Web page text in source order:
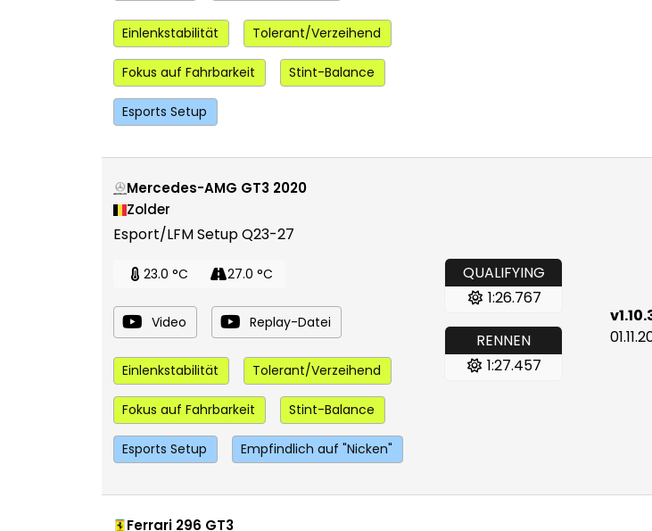
Einlenkstabilität Tolerant/Verzeihend
Fokus auf Fahrbarkeit Stint-Balance
Esports Setup
Mercedes-AMG GT3 2020
Zolder
Esport/LFM Setup Q23-27
23.0 °C 27.0 °C
Video Replay-Datei
Einlenkstabilität Tolerant/Verzeihend
Fokus auf Fahrbarkeit Stint-Balance
Esports Setup Empfindlich auf "Nicken"
QUALIFYING
1:26.767
RENNEN
1:27.457
Ferrari 296 GT3